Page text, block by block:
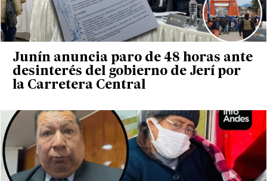
Junín anuncia paro de 48 horas ante
desinterés del gobierno de Jerí por
la Carretera Central